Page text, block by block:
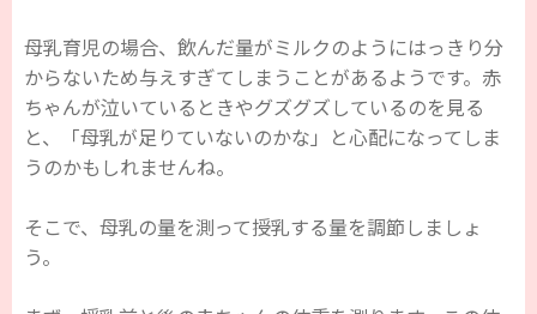
母乳育児の場合、飲んだ量がミルクのようにはっきり分
からないため与えすぎてしまうことがあるようです。赤
ちゃんが泣いているときやグズグズしているのを見る
と、「母乳が足りていないのかな」と心配になってしま
うのかもしれませんね。
そこで、母乳の量を測って授乳する量を調節しましょ
う。